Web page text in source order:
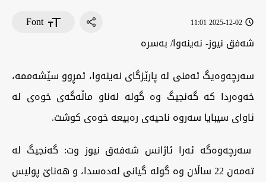
2025-12-02 11:01
Font
شەفق نيوز- نەینەوا/ بەسرە
سەرچەوەیگ ئەمنی لە پارێزگای نەینەوا، ئمڕوو سێشەممە،
خەوەردا کە گەنجیگ وە گولە لەناو ماڵەگەی خوەی لە
ئاوای سیبایا سەروە ناحیەی رەبیعە خوەی کوشت.
سەرچەوەگە ئەرا ئاژانس شەفەق نیوز وت: گەنجیگ لە
تەمەن 22 ساڵان وە گولە گیانی لەدەسدا، و هەناێ پولیس